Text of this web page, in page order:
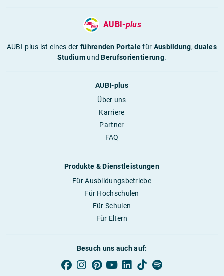
AUBI-plus
AUBI-plus ist eines derführenden Portalefür Ausbildung,duales
StudiumundBerufsorientierung.
AUBI-plus
Über uns
Karriere
Partner
FAQ
Produkte & Dienstleistungen
Für Ausbildungsbetriebe
Für Hochschulen
Für Schulen
Für Eltern
Besuch uns auch auf: